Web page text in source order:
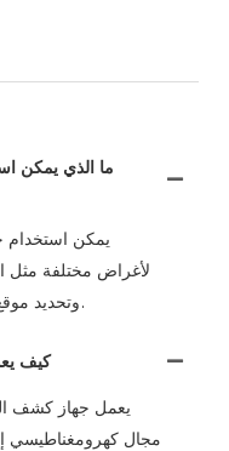
ما الذي يمكن
يمكن استخدام
لأغراض مختلفة مثل
وتحديد موقع الأشياء المعدنية، والبعثات الأثرية.
كيف
يعمل جهاز كشف
مجال كهرومغناطيسي